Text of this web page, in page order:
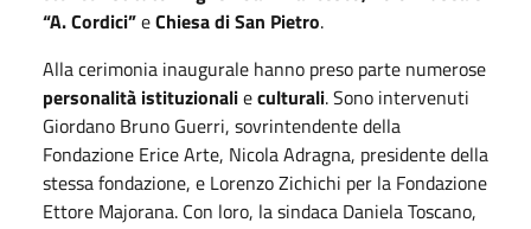
“A. Cordici”eChiesa di San Pietro.
Alla cerimonia inaugurale hanno preso parte numerose
personalità istituzionalieculturali. Sono intervenuti
Giordano Bruno Guerri, sovrintendente della
Fondazione Erice Arte, Nicola Adragna, presidente della
stessa fondazione, e Lorenzo Zichichi per la Fondazione
Ettore Majorana. Con loro, la sindaca Daniela Toscano,